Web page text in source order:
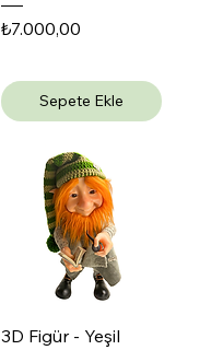
Fiyat
₺7.000,00
Sepete Ekle
3D Figür - Yeşil